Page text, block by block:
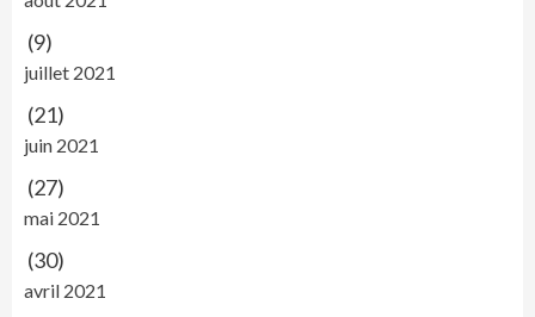
(9)
juillet 2021
(21)
juin 2021
(27)
mai 2021
(30)
avril 2021